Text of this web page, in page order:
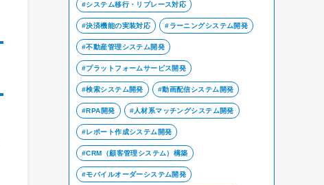
システム移行・リプレース対応
決済機能の実装対応 ラーニングシステム開発
不動産管理システム開発
プラットフォームサービス開発
検索システム開発 動画配信システム開発
RPA開発 人材系マッチングシステム開発
レポート作成システム開発
CRM（顧客管理システム）構築
モバイルオーダーシステム開発